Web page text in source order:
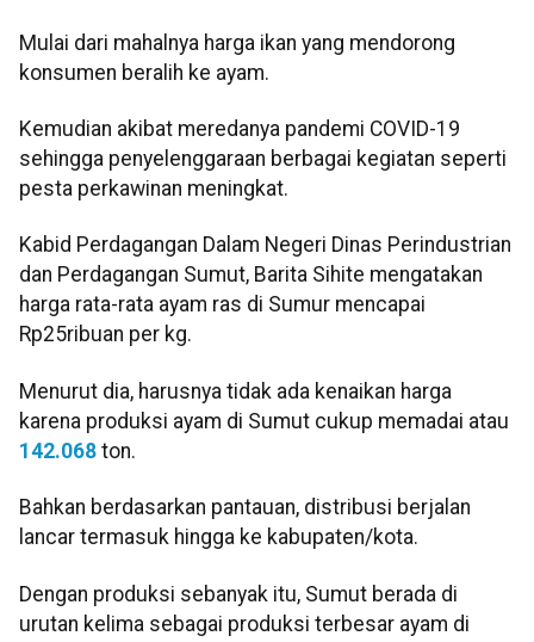
Mulai dari mahalnya harga ikan yang mendorong
konsumen beralih ke ayam.
Kemudian akibat meredanya pandemi COVID-19
sehingga penyelenggaraan berbagai kegiatan seperti
pesta perkawinan meningkat.
Kabid Perdagangan Dalam Negeri Dinas Perindustrian
dan Perdagangan Sumut, Barita Sihite mengatakan
harga rata-rata ayam ras di Sumur mencapai
Rp25ribuan per kg.
Menurut dia, harusnya tidak ada kenaikan harga
karena produksi ayam di Sumut cukup memadai atau
142.068 ton.
Bahkan berdasarkan pantauan, distribusi berjalan
lancar termasuk hingga ke kabupaten/kota.
Dengan produksi sebanyak itu, Sumut berada di
urutan kelima sebagai produksi terbesar ayam di